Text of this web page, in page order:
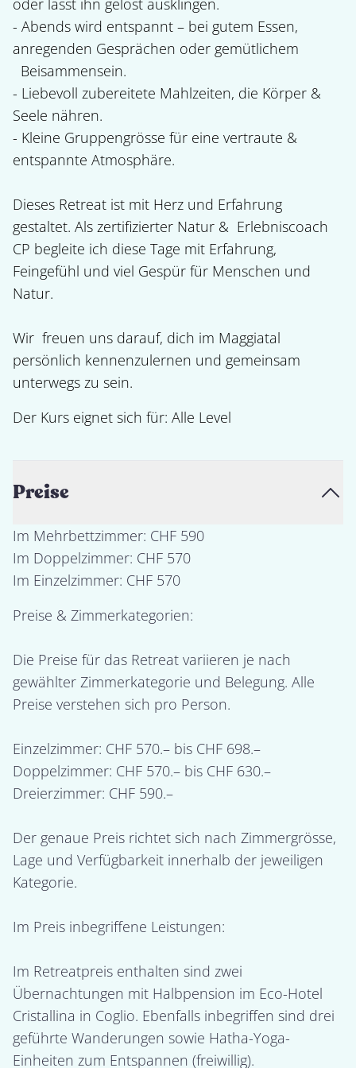
oder lässt ihn gelöst ausklingen.
- Abends wird entspannt – bei gutem Essen,
anregenden Gesprächen oder gemütlichem
- Liebevoll zubereitete Mahlzeiten, die Körper &
Seele nähren.
- Kleine Gruppengrösse für eine vertraute &
entspannte Atmosphäre.
Dieses Retreat ist mit Herz und Erfahrung
gestaltet. Als zertifizierter Natur &  Erlebniscoach
CP begleite ich diese Tage mit Erfahrung,
Feingefühl und viel Gespür für Menschen und
Natur.
Wir  freuen uns darauf, dich im Maggiatal
persönlich kennenzulernen und gemeinsam
Der Kurs eignet sich für: Alle Level
Preise
Im Mehrbettzimmer: CHF 590
Im Doppelzimmer: CHF 570
Preise & Zimmerkategorien:
Die Preise für das Retreat variieren je nach
gewählter Zimmerkategorie und Belegung. Alle
Preise verstehen sich pro Person.
Einzelzimmer: CHF 570.– bis CHF 698.–
Doppelzimmer: CHF 570.– bis CHF 630.–
Dreierzimmer: CHF 590.–
Der genaue Preis richtet sich nach Zimmergrösse,
Lage und Verfügbarkeit innerhalb der jeweiligen
Kategorie.
Im Preis inbegriffene Leistungen:
Im Retreatpreis enthalten sind zwei
Übernachtungen mit Halbpension im Eco-Hotel
Cristallina in Coglio. Ebenfalls inbegriffen sind drei
geführte Wanderungen sowie Hatha-Yoga-
Einheiten zum Entspannen (freiwillig).